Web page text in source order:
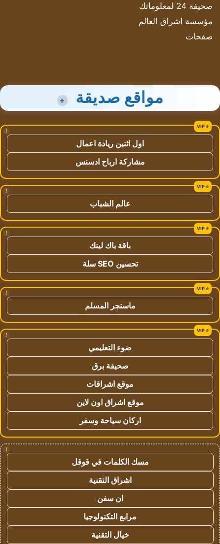
صحيفة 24 لمعلوماتك
مؤسسة اشراق العالم
صفحات
مواقع صديقة +
!
اول اثنين ريادة اعمال
مشاركة ارباح ادسنس
!
عالم الشباب
!
باقة باك لينك
تحسين SEO سلة
!
ماسنجر المسلم
!
ضوء التعليمي
صحيفة برق
موقع اشراقات
موقع اشراق اون لاين
اركان سياحة وسفر
!
مسك الكلمات في قوقل
اشراق التقنية
ان سفن
مرابع التكنولوجيا
خيال التقنية